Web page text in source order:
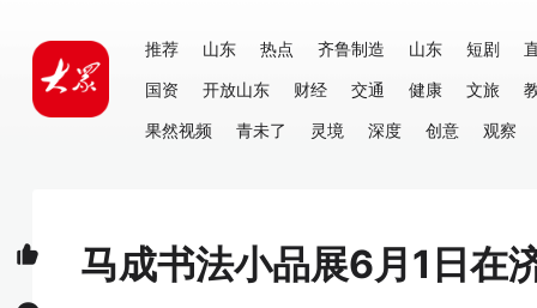
推荐 山东 热点 齐鲁制造 山东 短剧
国资
开放山东 财经 交通 健康 文旅
果然视频
青未了 灵境 深度 创意 观察
马成书法小品展6月1日在